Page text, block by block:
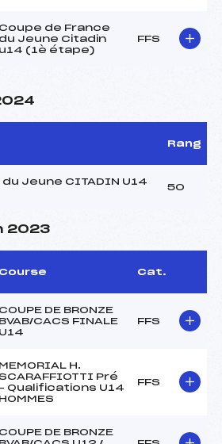
Coupe de France
du Jeune Citadin
u14 (1è étape)
FFS
Rang
Jeune CITADIN U14
50
2023
Course Cat.
COUPE DE BRONZE
BVAB/CACS FINALE
U14
FFS
MEMORIAL H.
Pré
– Qualifications U14
HOMMES
FFS
COUPE DE BRONZE